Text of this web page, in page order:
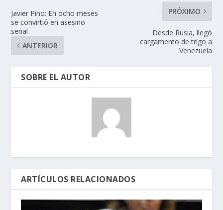
Javier Pino: En ocho meses
se convirtió en asesino
serial
ANTERIOR
PRÓXIMO
Desde Rusia, llegó
cargamento de trigo a
Venezuela
SOBRE EL AUTOR
ARTÍCULOS RELACIONADOS